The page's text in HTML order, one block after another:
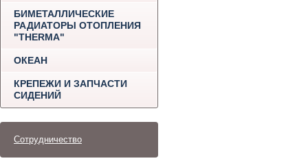
БИМЕТАЛЛИЧЕСКИЕ
РАДИАТОРЫ ОТОПЛЕНИЯ
"THERMA"
ОКЕАН
КРЕПЕЖИ И ЗАПЧАСТИ
СИДЕНИЙ
Сотрудничество